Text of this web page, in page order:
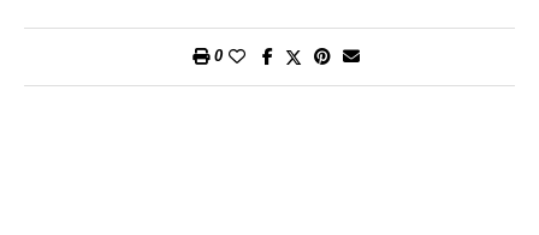
merito di restituire attualità al giudizio che oltre 150 anni fa,
0